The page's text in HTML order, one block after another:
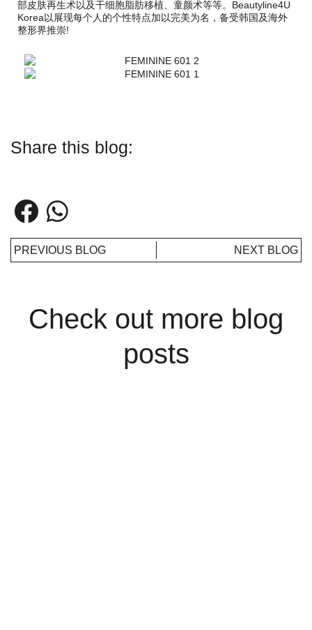
部皮肤再生术以及干细胞脂肪移植、童颜术等等。Beautyline4U
Korea以展现每个人的个性特点加以完美为名，备受韩国及海外
整形界推崇!
Share this blog:
PREVIOUS BLOG NEXT BLOG
Check out more blog
posts